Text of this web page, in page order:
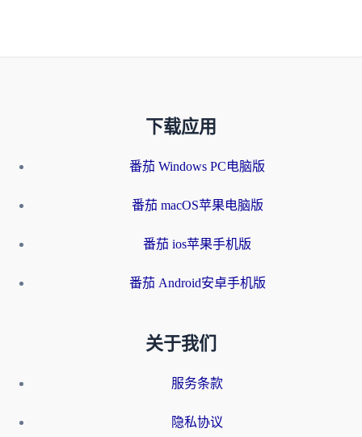
下载应用
番茄 Windows PC电脑版
番茄 macOS苹果电脑版
番茄 ios苹果手机版
番茄 Android安卓手机版
关于我们
服务条款
隐私协议